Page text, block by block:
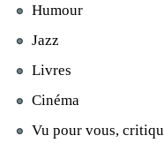
Humour
Jazz
Livres
Cinéma
Vu pour vous,